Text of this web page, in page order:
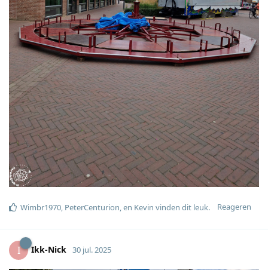
Reageren
Wimbr1970, PeterCenturion, en Kevin vinden dit leuk.
I Ikk-Nick 30 jul. 2025